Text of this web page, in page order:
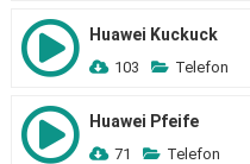
Huawei Kuckuck
103 Telefon
Huawei Pfeife
71 Telefon